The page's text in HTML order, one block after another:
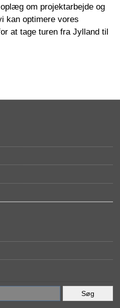
om projektarbejde og
kan optimere vores
at tage turen fra Jylland til